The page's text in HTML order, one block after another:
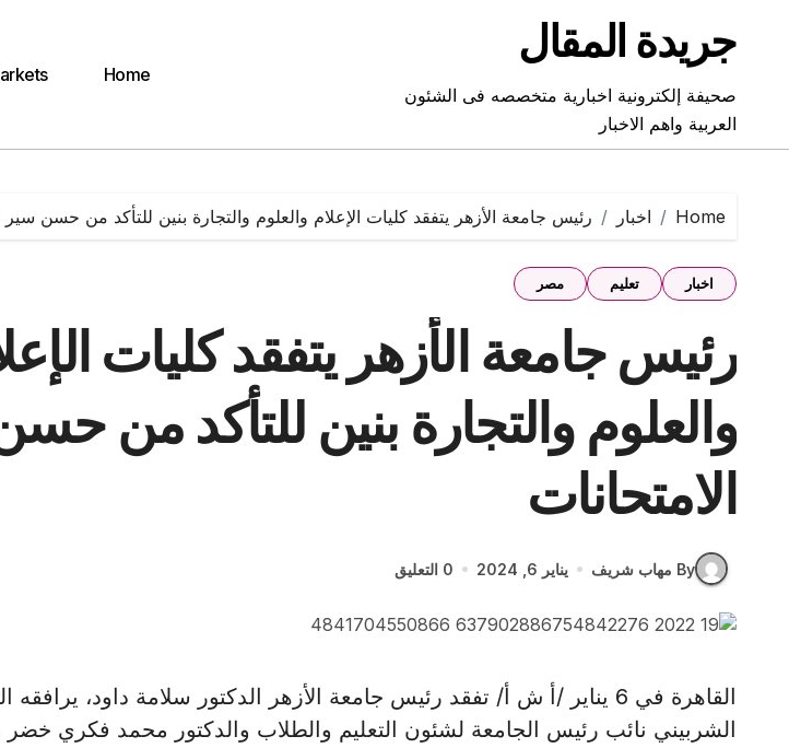
contentجريدة المقال
صحيفة إلكترونية اخبارية متخصصه فى الشئون
العربية واهم الاخبار
Home
Home اخبار رئيس جامعة الأزهر يتفقد كليات الإعلام والعلوم والتجارة بنين للتأكد من حسن سير
اخبار تعليم مصر
رئيس جامعة الأزهر يتفقد كليات
والعلوم والتجارة بنين للتأكد من
الامتحانات
By مهاب شريف يناير 6, 2024 0 التعليق
القاهرة في 6 يناير /أ ش أ/ تفقد رئيس جامعة الأزهر الدكتور سلامة داود،
الشربيني نائب رئيس الجامعة لشئون التعليم والطلاب والدكتور محمد فكري